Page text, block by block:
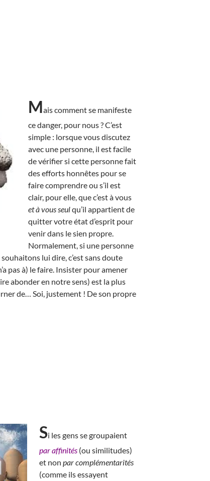
Mais comment se manifeste
ce danger, pour nous ? C’est
simple : lorsque vous discutez
avec une personne, il est facile
de vérifier si cette personne fait
des efforts honnêtes pour se
faire comprendre ou s’il est
clair, pour elle, que c’est à vous
et à vous seulqu’il appartient de
quitter votre état d’esprit pour
venir dans le sien propre.
Normalement, si une personne
lui dire, c’est sans doute
pas à) le faire. Insister pour amener
abonder en notre sens) est la plus
de… Soi, justement ! De son propre
Si les gens se groupaient
par affinités (ou similitudes)
et non par complémentarités
(comme ils essayent